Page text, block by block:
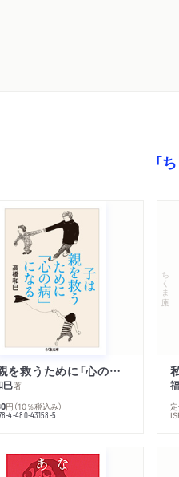
「
子は親を救うために「心の病」になる
巳著
円 （10％税込み）
4-480-43158-5
ちくま文庫